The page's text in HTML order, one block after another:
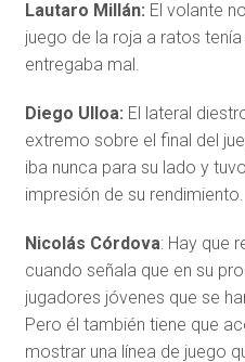
Lautaro Millán: El volante
juego de la roja a ratos
entregaba mal.
Diego Ulloa: El lateral
extremo sobre el final del
iba nunca para su lado y
impresión de su rendimiento.
Nicolás Córdova: Hay que
cuando señala que en su
jugadores jóvenes que se
Pero él también tiene que
mostrar una línea de juego